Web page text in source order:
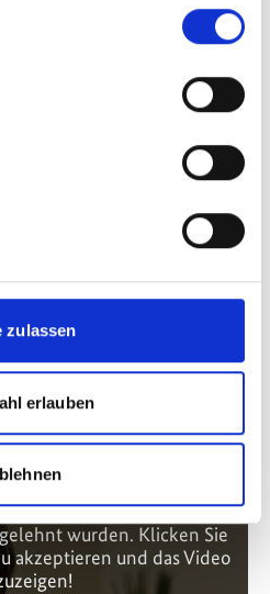
zulassen
erlauben
Economic
angezeigt werden, da die
wurden. Klicken Sie
akzeptieren und das Video